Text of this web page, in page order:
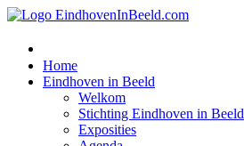
Home
Eindhoven in Beeld
Welkom
Stichting Eindhoven in Beeld
Exposities